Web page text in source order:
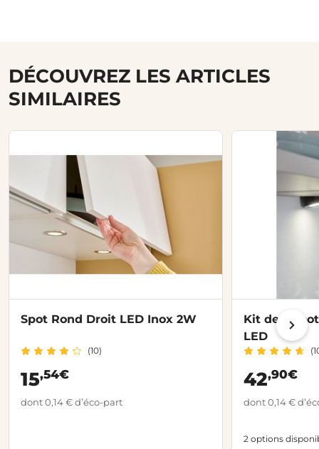
DÉCOUVREZ LES ARTICLES
SIMILAIRES
Spot Rond Droit LED Inox 2W
(10)
15,54€
dont 0,14 € d’éco-part
Kit de 2
LED
42,90€
dont 0,14 €
2 options